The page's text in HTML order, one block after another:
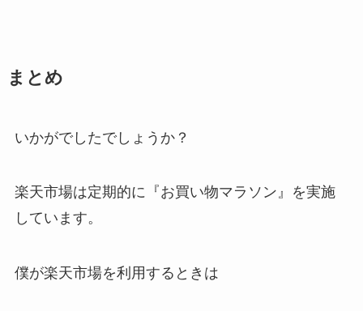
まとめ
いかがでしたでしょうか？
楽天市場は定期的に『お買い物マラソン』を実施
しています。
僕が楽天市場を利用するときは